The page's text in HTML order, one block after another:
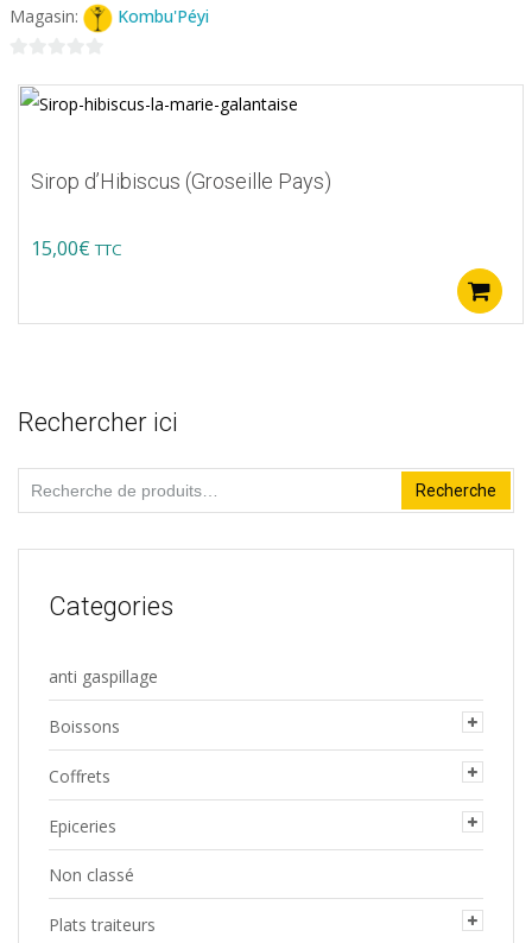
la
du
produit
Magasin: Kombu'Péyi
sur
Sirop d’Hibiscus (Groseille Pays)
15,00€ TTC
Rechercher ici
Recherche
pour :
Recherche
Categories
anti gaspillage
Boissons
Coffrets
Epiceries
Non classé
Plats traiteurs